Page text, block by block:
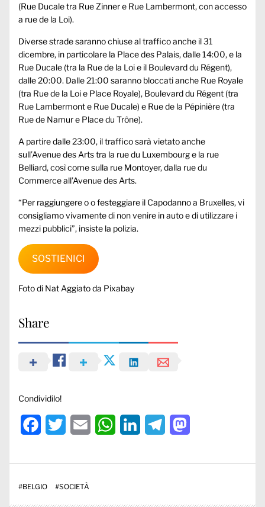
(Rue Ducale tra Rue Zinner e Rue Lambermont, con accesso
a rue de la Loi).
Diverse strade saranno chiuse al traffico anche il 31
dicembre, in particolare la Place des Palais, dalle 14:00, e la
Rue Ducale (tra la Rue de la Loi e il Boulevard du Régent),
dalle 20:00. Dalle 21:00 saranno bloccati anche Rue Royale
(tra Rue de la Loi e Place Royale), Boulevard du Régent (tra
Rue Lambermont e Rue Ducale) e Rue de la Pépinière (tra
Rue de Namur e Place du Trône).
A partire dalle 23:00, il traffico sarà vietato anche
sull’Avenue des Arts tra la rue du Luxembourg e la rue
Belliard, così come sulla rue Montoyer, dalla rue du
Commerce all’Avenue des Arts.
“Per raggiungere o o festeggiare il Capodanno a Bruxelles, vi
consigliamo vivamente di non venire in auto e di utilizzare i
mezzi pubblici”, insiste la polizia.
SOSTIENICI
Foto di Nat Aggiatoda Pixabay
Share
Condividilo!
Facebook
Twitter Email WhatsAppLinkedInTelegram
#BELGIO #SOCIETÀ